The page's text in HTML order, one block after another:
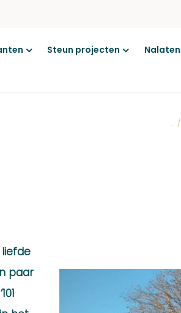
Steun projecten Nalaten
/
liefde
paar